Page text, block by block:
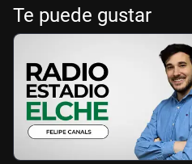
Te puede gustar